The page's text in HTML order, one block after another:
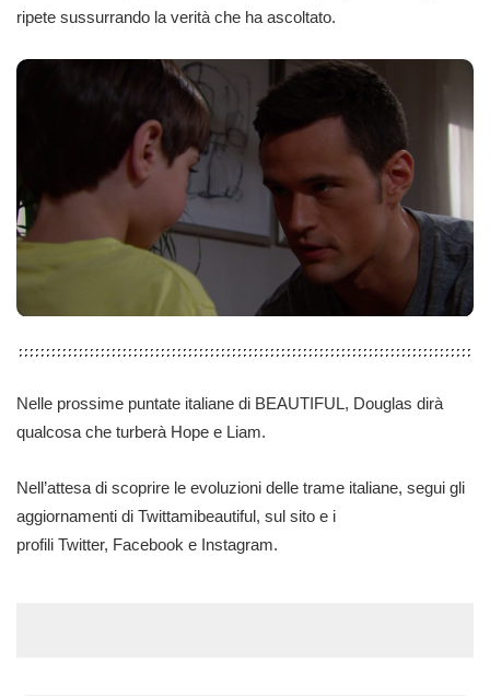
ripete sussurrando la verità che ha ascoltato.
Nelle prossime puntate italiane di BEAUTIFUL, Douglas dirà
qualcosa che turberà Hope e Liam.
Nell’attesa di scoprire le evoluzioni delle trame italiane, segui gli
aggiornamenti di Twittamibeautiful, sul sito e i
profili Twitter, Facebook e Instagram.